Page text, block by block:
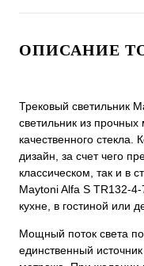
ОПИСАНИЕ
Трековый светильник
светильник из прочных
качественного стекла.
дизайн, за счет чего
классическом, так и в
Maytoni Alfa S TR132-
кухне, в гостиной или
Мощный поток света
единственный